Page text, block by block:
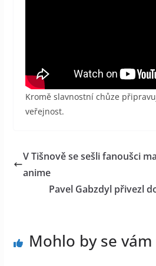
Kromě slavnostní chůze
veřejnost.
V Tišnově se sešli fanoušci
anime
Pavel Gabzdyl přivezl
Mohlo by se